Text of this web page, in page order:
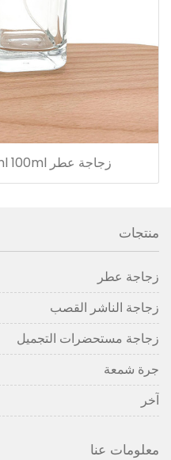
زجاجة عطر pw1004 pw1005 50ml 100ml
منتجات
زجاجة عطر
زجاجة الناشر القصب
زجاجة مستحضرات التجميل
جرة شمعة
آخر
معلومات عنا